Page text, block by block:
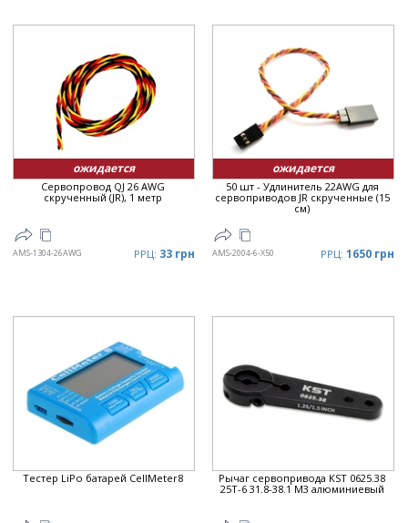
ожидается
Сервопровод QJ 26 AWG
скрученный (JR), 1 метр
AMS-1304-26AWG РРЦ: 33 грн
ожидается
50 шт - Удлинитель 22AWG для
сервоприводов JR скрученные (15
см)
AMS-2004-6-X50 РРЦ: 1650 грн
Тестер LiPo батарей CellMeter8
Рычаг сервопривода KST 0625.38
25T-6 31.8-38.1 M3 алюминиевый